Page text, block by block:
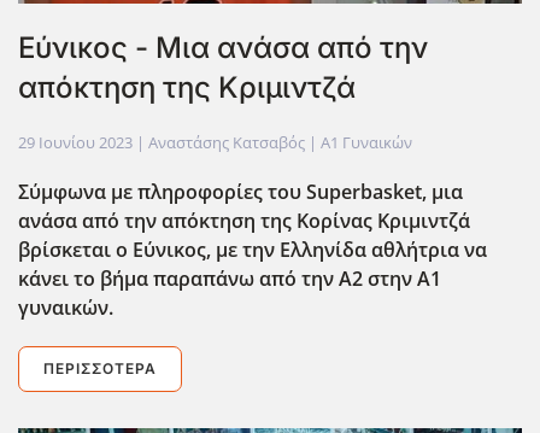
Εύνικος - Μια ανάσα από την
απόκτηση της Κριμιντζά
29 Ιουνίου 2023 | Αναστάσης Κατσαβός | Α1 Γυναικών
Σύμφωνα με πληροφορίες του Superbasket, μια
ανάσα από την απόκτηση της Κορίνας Κριμιντζά
βρίσκεται ο Εύνικος, με την Ελληνίδα αθλήτρια να
κάνει το βήμα παραπάνω από την Α2 στην Α1
γυναικών.
ΠΕΡΙΣΣΌΤΕΡΑ